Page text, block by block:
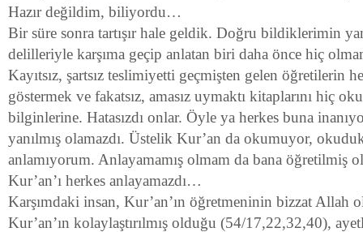
Hazır değildim, biliyordu…
Bir süre sonra tartışır hale geldik. Doğru bildiklerimin
delilleriyle karşıma geçip anlatan biri daha önce hiç
Kayıtsız, şartsız teslimiyetti geçmişten gelen öğretilerin
göstermek ve fakatsız, amasız uymaktı kitaplarını hiç
bilginlerine. Hatasızdı onlar. Öyle ya herkes buna
yanılmış olamazdı. Üstelik Kur’an da okumuyor,
anlamıyorum. Anlayamamış olmam da bana öğretilmiş
Kur’an’ı herkes anlayamazdı…
Karşımdaki insan, Kur’an’ın öğretmeninin bizzat Allah
Kur’an’ın kolaylaştırılmış olduğu (54/17,22,32,40),